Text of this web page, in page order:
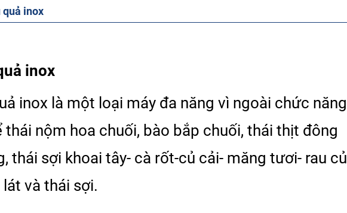
quả inox
inox
inox là một loại máy đa năng vì ngoài chức năng
nộm hoa chuối, bào bắp chuối, thái thịt đông
thái sợi khoai tây- cà rốt-củ cải- măng tươi- rau củ
và thái sợi.